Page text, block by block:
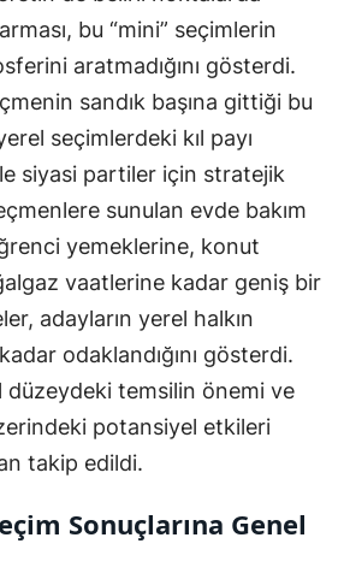
bu “mini” seçimlerin
aratmadığını gösterdi.
sandık başına gittiği bu
seçimlerdeki kıl payı
siyasi partiler için stratejik
sunulan evde bakım
yemeklerine, konut
vaatlerine kadar geniş bir
adayların yerel halkın
odaklandığını gösterdi.
düzeydeki temsilin önemi ve
potansiyel etkileri
takip edildi.
Sonuçlarına Genel